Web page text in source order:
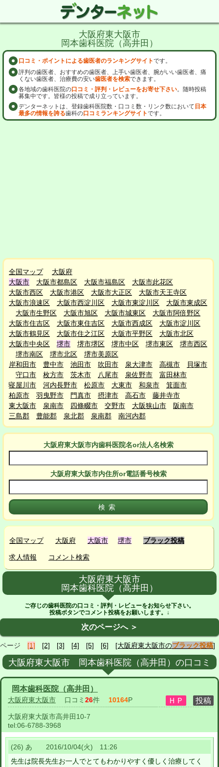
大阪府東大阪市
岡本歯科医院（高井田）
口コミ・ポイントによる歯医者のランキングサイトです。
評判の歯医者、おすすめの歯医者、上手い歯医者、腕がいい歯医者、痛
くない歯医者、治療費の安い歯医者を検索できます。
各地域の歯科医院の口コミ・評判・レビューをお寄せ下さい。随時投稿
募集中です。皆様の投稿で成り立っています。
デンターネットは、登録歯科医院数・口コミ数・リンク数において 日本
最多の情報を誇る歯科の口コミランキングサイトです。
全国マップ
大阪府
大阪市
大阪市都島区 大阪市福島区
大阪市此花区
大阪市西区
大阪市港区 大阪市大正区
大阪市天王寺区
大阪市浪速区
大阪市西淀川区 大阪市東淀川区
大阪市東成区
大阪市生野区
大阪市旭区 大阪市城東区
大阪市阿倍野区
大阪市住吉区
大阪市東住吉区 大阪市西成区
大阪市淀川区
大阪市鶴見区
大阪市住之江区 大阪市平野区
大阪市北区
大阪市中央区
堺市 堺市堺区 堺市中区 堺市東区
堺市西区
堺市南区
堺市北区
堺市美原区
岸和田市
豊中市 池田市 吹田市 泉大津市 高槻市
貝塚市
守口市
枚方市 茨木市 八尾市 泉佐野市
富田林市
寝屋川市
河内長野市 松原市 大東市 和泉市
箕面市
柏原市
羽曳野市 門真市 摂津市 高石市
藤井寺市
東大阪市
泉南市 四條畷市 交野市 大阪狭山市
阪南市
三島郡
豊能郡 泉北郡 泉南郡 南河内郡
大阪府東大阪市内歯科医院名or法人名検索
大阪府東大阪市内住所or電話番号検索
全国マップ 大阪府 大阪市 堺市 ブラック投稿
求人情報 コメント検索
大阪府東大阪市
岡本歯科医院（高井田）
ご存じの歯科医院の口コミ・評判・レビューをお知らせ下さい。
投稿ボタンでコメント投稿をお願いします。↓
次のページへ ＞
ページ [1] [2] [3] [4] [5] [6] [大阪府東大阪市のブラック投稿]
大阪府東大阪市 岡本歯科医院（高井田）の口コミ
岡本歯科医院（高井田）
大阪府東大阪市 口コミ 26件 10164P
大阪府東大阪市高井田10-7
tel:06-6788-3968
(26) あ 2016/10/04(火) 11:26
先生は院長先生お一人でとてもわかりやすく優しく治療してく